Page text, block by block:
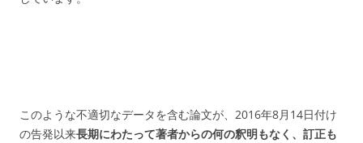
このような不適切なデータを含む論文が、2016年8月14日付け
の告発以来長期にわたって著者からの何の釈明もなく、訂正も